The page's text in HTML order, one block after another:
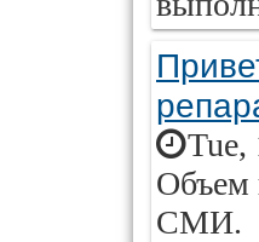
Tue,
Объем
СМИ.